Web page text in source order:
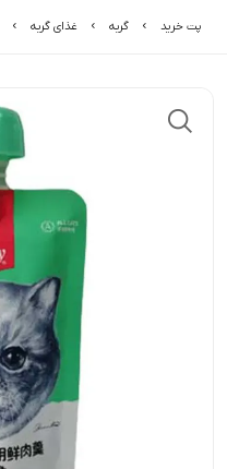
پت خرید گربه غذای گربه